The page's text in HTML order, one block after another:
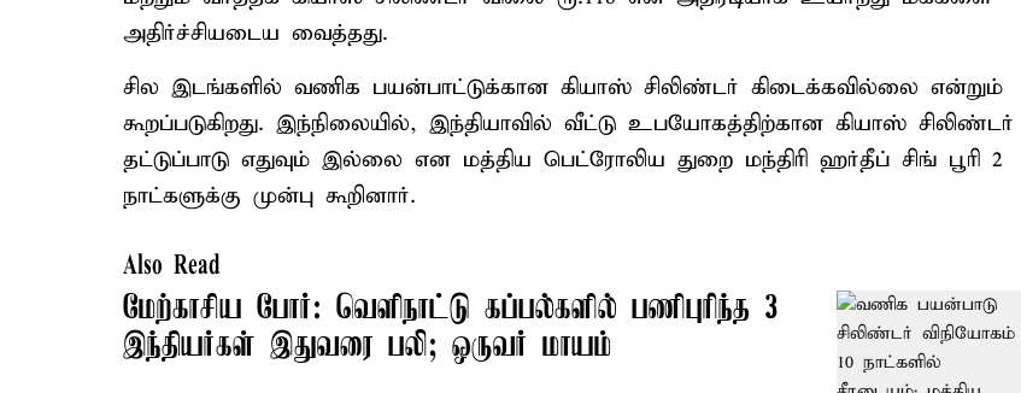
அதிர்ச்சியடைய வைத்தது.
சில இடங்களில் வணிக பயன்பாட்டுக்கான கியாஸ் சிலிண்டர் கிடைக்கவில்லை என்றும்
கூறப்படுகிறது. இந்நிலையில், இந்தியாவில் வீட்டு உபயோகத்திற்கான கியாஸ் சிலிண்டர்
தட்டுப்பாடு எதுவும் இல்லை என மத்திய பெட்ரோலிய துறை மந்திரி ஹர்தீப் சிங் பூரி 2
நாட்களுக்கு முன்பு கூறினார்.
Also Read
மேற்காசிய போர்: வெளிநாட்டு கப்பல்களில் பணிபுரிந்த 3
இந்தியர்கள் இதுவரை பலி; ஒருவர் மாயம்